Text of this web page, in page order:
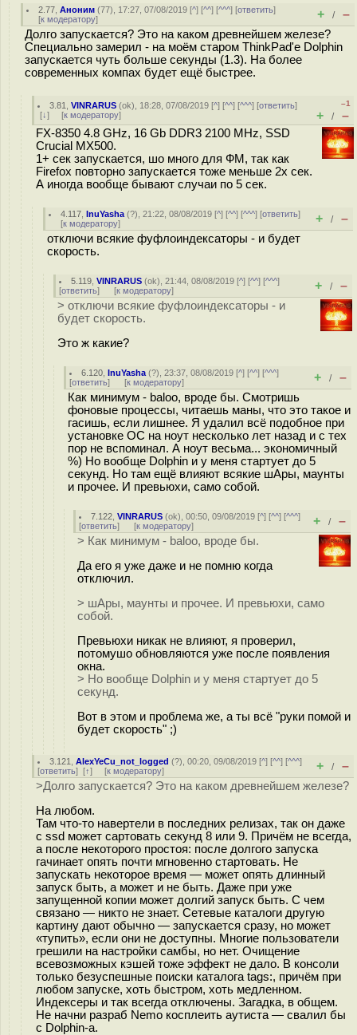
2.77 ,Аноним (77), 17:27, 07/08/2019 [^] [^^] [^^^] [ответить]
[к модератору] + / –
Долго запускается? Это на каком древнейшем железе?
Специально замерил - на моём старом ThinkPad'e Dolphin
запускается чуть больше секунды (1.3). На более
современных компах будет ещё быстрее.
3.81 ,VINRARUS (ok), 18:28, 07/08/2019 [^] [^^] [^^^] [ответить]
[↓] [к модератору]
–1
+ / –
FX-8350 4.8 GHz, 16 Gb DDR3 2100 MHz, SSD
Crucial MX500.
1+ сек запускается, шо много для ФМ, так как
Firefox повторно запускается тоже меньше 2х сек.
А иногда вообще бывают случаи по 5 сек.
4.117 ,InuYasha (?), 21:22, 08/08/2019 [^] [^^] [^^^] [ответить]
[к модератору] + / –
отключи всякие фуфлоиндексаторы - и будет
скорость.
5.119 ,VINRARUS (ok), 21:44, 08/08/2019 [^] [^^] [^^^]
[ответить] [к модератору] + / –
> отключи всякие фуфлоиндексаторы - и
будет скорость.
Это ж какие?
6.120 ,InuYasha (?), 23:37, 08/08/2019 [^] [^^] [^^^]
[ответить] [к модератору] + / –
Как минимум - baloo, вроде бы. Смотришь
фоновые процессы, читаешь маны, что это такое и
гасишь, если лишнее. Я удалил всё подобное при
установке ОС на ноут несколько лет назад и с тех
пор не вспоминал. А ноут весьма... экономичный
%) Но вообще Dolphin и у меня стартует до 5
секунд. Но там ещё влияют всякие шАры, маунты
и прочее. И превьюхи, само собой.
7.122 ,VINRARUS (ok), 00:50, 09/08/2019 [^] [^^] [^^^]
[ответить] [к модератору] + / –
> Как минимум - baloo, вроде бы.
Да его я уже даже и не помню когда
отключил.
> шАры, маунты и прочее. И превьюхи, само
собой.
Превьюхи никак не влияют, я проверил,
потомушо обновляются уже после появления
окна.
> Но вообще Dolphin и у меня стартует до 5
секунд.
Вот в этом и проблема же, а ты всё "руки помой и
будет скорость" ;)
3.121 ,AlexYeCu_not_logged (?), 00:20, 09/08/2019 [^] [^^] [^^^]
[ответить] [↑] [к модератору] + / –
>Долго запускается? Это на каком древнейшем железе?
На любом.
Там что-то навертели в последних релизах, так он даже
с ssd может сартовать секунд 8 или 9. Причём не всегда,
а после некоторого простоя: после долгого запуска
гачинает опять почти мгновенно стартовать. Не
запускать некоторое время — может опять длинный
запуск быть, а может и не быть. Даже при уже
запущенной копии может долгий запуск быть. С чем
связано — никто не знает. Сетевые каталоги другую
картину дают обычно — запускается сразу, но может
«тупить», если они не доступны. Многие пользователи
грешили на настройки самбы, но нет. Очищение
всевозможных кэшей тоже эффект не дало. В консоли
только безуспешные поиски каталога tags:, причём при
любом запуске, хоть быстром, хоть медленном.
Индексеры и так всегда отключены. Загадка, в общем.
Не начни разраб Nemo косплеить аутиста — свалил бы
с Dolphin-а.